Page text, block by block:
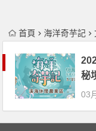
首頁 海洋奇芋記
秘
03